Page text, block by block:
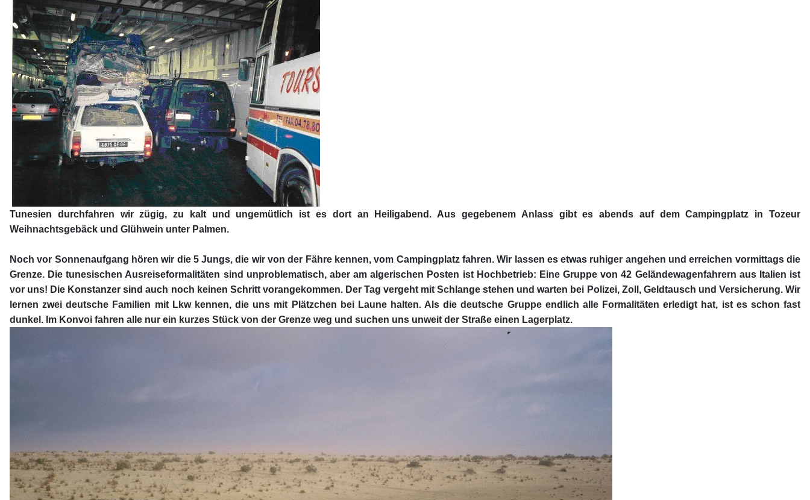
Tunesien durchfahren wir zügig, zu kalt und ungemütlich ist es dort an Heiligabend. Aus gegebenem Anlass gibt es abends auf dem Campingplatz in Tozeur
Weihnachtsgebäck und Glühwein unter Palmen.
Noch vor Sonnenaufgang hören wir die 5 Jungs, die wir von der Fähre kennen, vom Campingplatz fahren. Wir lassen es etwas ruhiger angehen und erreichen vormittags die
Grenze. Die tunesischen Ausreiseformalitäten sind unproblematisch, aber am algerischen Posten ist Hochbetrieb: Eine Gruppe von 42 Geländewagenfahrern aus Italien ist
vor uns! Die Konstanzer sind auch noch keinen Schritt vorangekommen. Der Tag vergeht mit Schlange stehen und warten bei Polizei, Zoll, Geldtausch und Versicherung. Wir
lernen zwei deutsche Familien mit Lkw kennen, die uns mit Plätzchen bei Laune halten. Als die deutsche Gruppe endlich alle Formalitäten erledigt hat, ist es schon fast
dunkel. Im Konvoi fahren alle nur ein kurzes Stück von der Grenze weg und suchen uns unweit der Straße einen Lagerplatz.